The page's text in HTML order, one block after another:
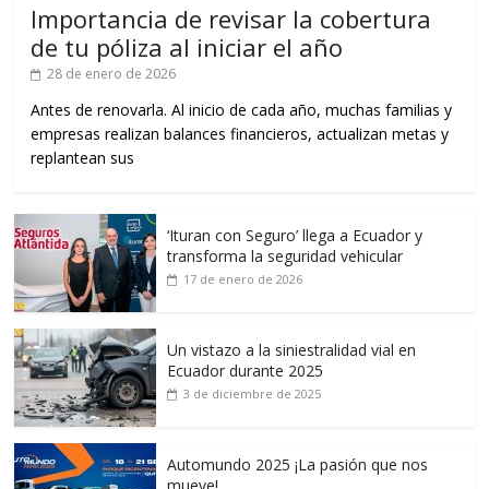
Importancia de revisar la cobertura
de tu póliza al iniciar el año
28 de enero de 2026
Antes de renovarla. Al inicio de cada año, muchas familias y
empresas realizan balances financieros, actualizan metas y
replantean sus
‘Ituran con Seguro’ llega a Ecuador y
transforma la seguridad vehicular
17 de enero de 2026
Un vistazo a la siniestralidad vial en
Ecuador durante 2025
3 de diciembre de 2025
Automundo 2025 ¡La pasión que nos